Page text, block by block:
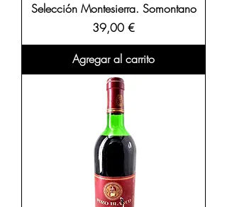
Selección Montesierra. Somontano
Precio
39,00 €
Agregar al carrito